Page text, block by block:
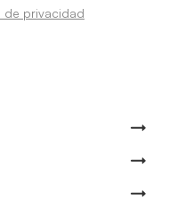
de privacidad